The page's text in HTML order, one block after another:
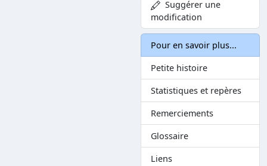
Suggérer une
modification
Pour en savoir plus...
Petite histoire
Statistiques et repères
Remerciements
Glossaire
Liens